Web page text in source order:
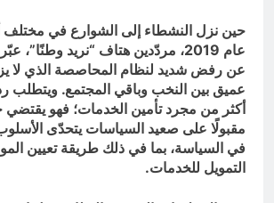
حين نزل النشطاء إلى الشوارع في مختلف
عام 2019، مردّدين هتاف “نريد وطنًا”،
عن رفض شديد لنظام المحاصصة الذي لا
عميق بين النخب وباقي المجتمع. ويتطلب
أكثر من مجرد تأمين الخدمات؛ فهو
مقبولًا على صعيد السياسات يتحدّى الأسلوب
في السياسة، بما في ذلك طريقة تعيين
التمويل للخدمات.